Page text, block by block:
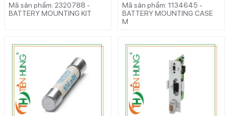
Mã sản phẩm: 2320788 -
BATTERY MOUNTING KIT
Mã sản phẩm: 1134645 -
BATTERY MOUNTING CASE
M